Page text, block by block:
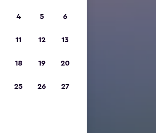
4 5 6
11 12 13
18 19 20
25 26 27